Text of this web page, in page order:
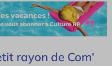
rayon de Com'